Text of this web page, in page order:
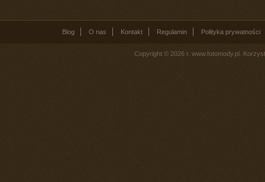
Blog O nas Kontakt Regulamin Polityka prywatności
Copyright © 2026 r. www.fotomody.pl.